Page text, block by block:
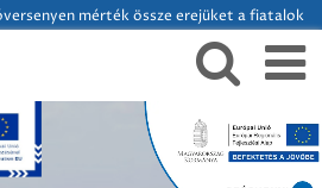
mérték össze erejüket a fiatalok